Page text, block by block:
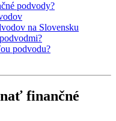
podvody?
na Slovensku
podvodu?
finančné